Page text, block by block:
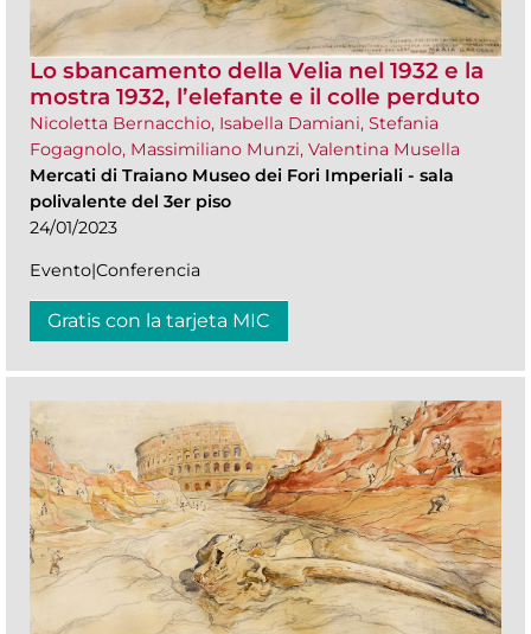
Lo sbancamento della Velia nel 1932 e la
mostra 1932, l’elefante e il colle perduto
Nicoletta Bernacchio, Isabella Damiani, Stefania
Fogagnolo, Massimiliano Munzi, Valentina Musella
Mercati di Traiano Museo dei Fori Imperiali - sala
polivalente del 3er piso
24/01/2023
Evento|Conferencia
Gratis con la tarjeta MIC